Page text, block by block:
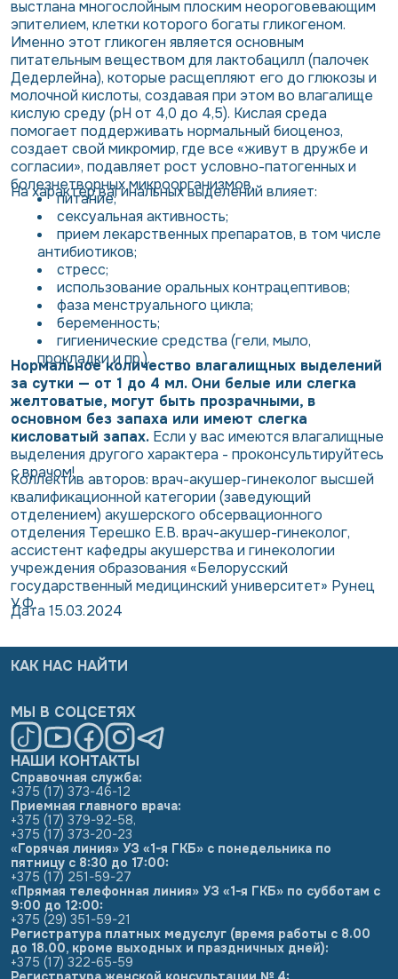
выстлана многослойным плоским неороговевающим
эпителием, клетки которого богаты гликогеном.
Именно этот гликоген является основным
питательным веществом для лактобацилл (палочек
Дедерлейна), которые расщепляют его до глюкозы и
молочной кислоты, создавая при этом во влагалище
кислую среду (рН от 4,0 до 4,5). Кислая среда
помогает поддерживать нормальный биоценоз,
создает свой микромир, где все «живут в дружбе и
согласии», подавляет рост условно-патогенных и
болезнетворных микроорганизмов.
На характер вагинальных выделений влияет:
питание;
сексуальная активность;
прием лекарственных препаратов, в том числе
антибиотиков;
стресс;
использование оральных контрацептивов;
фаза менструального цикла;
беременность;
гигиенические средства (гели, мыло,
прокладки и пр.).
Нормальное количество влагалищных выделений
за сутки — от 1 до 4 мл. Они белые или слегка
желтоватые, могут быть прозрачными, в
основном без запаха или имеют слегка
кисловатый запах. Если у вас имеются влагалищные
выделения другого характера - проконсультируйтесь
с врачом!
Коллектив авторов: врач-акушер-гинеколог высшей
квалификационной категории (заведующий
отделением) акушерского обсервационного
отделения Терешко Е.В. врач-акушер-гинеколог,
ассистент кафедры акушерства и гинекологии
учреждения образования «Белорусский
государственный медицинский университет» Рунец
У.Ф.
Дата 15.03.2024
НАШИ КОНТАКТЫ
Справочная служба:
+375 (17) 373-46-12
Приемная главного врача:
+375 (17) 379-92-58,
+375 (17) 373-20-23
«Горячая линия» УЗ «1-я ГКБ» с понедельника по
пятницу с 8:30 до 17:00:
+375 (17) 251-59-27
«Прямая телефонная линия» УЗ «1-я ГКБ» по субботам с
9:00 до 12:00:
+375 (29) 351-59-21
Регистратура платных медуслуг (время работы с 8.00
до 18.00, кроме выходных и праздничных дней):
+375 (17) 322-65-59
КАК НАС НАЙТИ
МЫ В СОЦСЕТЯХ